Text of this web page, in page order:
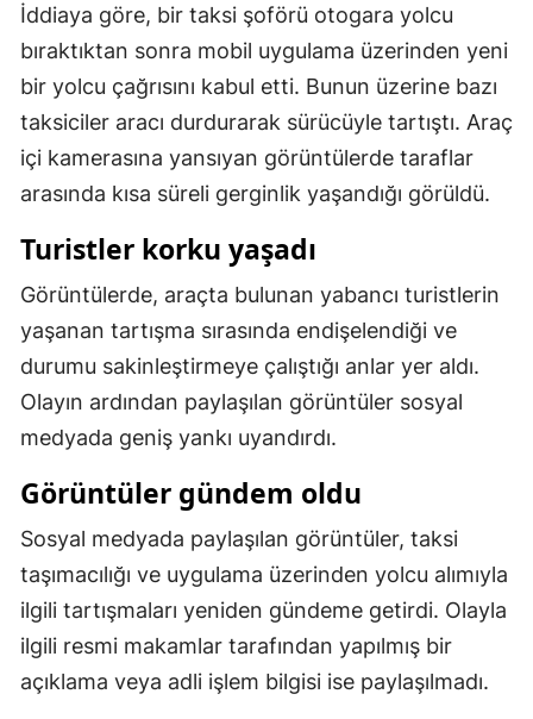
Kastamonu
Kayseri
Kırklareli
Kırşehir
Konya
Kütahya
Malatya
Manisa
Muğla
Muş
Nevşehir
İddiaya göre, bir taksi şoförü otogara yolcu
bıraktıktan sonra mobil uygulama üzerinden yeni
bir yolcu çağrısını kabul etti. Bunun üzerine bazı
taksiciler aracı durdurarak sürücüyle tartıştı. Araç
içi kamerasına yansıyan görüntülerde taraflar
arasında kısa süreli gerginlik yaşandığı görüldü.
Turistler korku yaşadı
Görüntülerde, araçta bulunan yabancı turistlerin
yaşanan tartışma sırasında endişelendiği ve
durumu sakinleştirmeye çalıştığı anlar yer aldı.
Olayın ardından paylaşılan görüntüler sosyal
medyada geniş yankı uyandırdı.
Görüntüler gündem oldu
Sosyal medyada paylaşılan görüntüler, taksi
taşımacılığı ve uygulama üzerinden yolcu alımıyla
ilgili tartışmaları yeniden gündeme getirdi. Olayla
ilgili resmi makamlar tarafından yapılmış bir
açıklama veya adli işlem bilgisi ise paylaşılmadı.